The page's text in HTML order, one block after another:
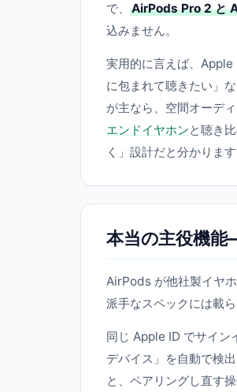
で、
AirPods Pro 2 と
込みません。
実用的に言えば、
に包まれて聴きたい」
が主なら、空間オーデ
エンドイヤホンと聴き
く」設計だと分かります
本当の主役機
AirPods が他社製イヤ
派手なスペックには載
同じ Apple ID でサイ
デバイス」を自動で検
と、ペアリングし直す